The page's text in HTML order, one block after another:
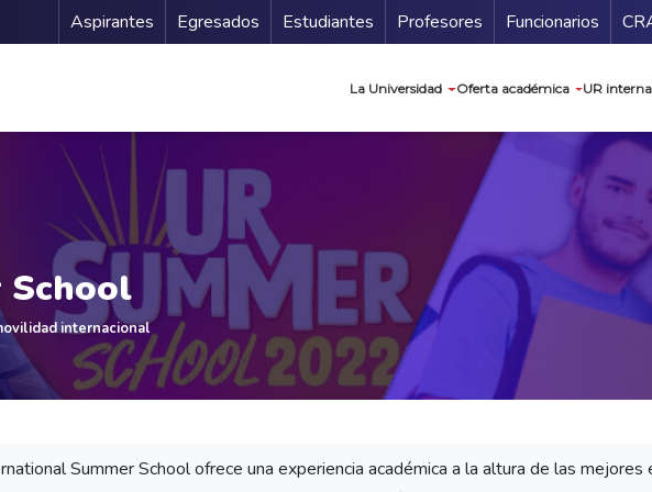
Menu Secundario
Aspirantes Egresados Estudiantes Profesores Funcionarios
La Universidad Oferta académica UR
internacional
Summer School ofrece una experiencia académica a la altura de las mejores